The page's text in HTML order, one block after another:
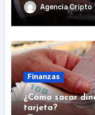
Agencia Cripto
Finanzas
¿Cómo sacar
tarjeta?